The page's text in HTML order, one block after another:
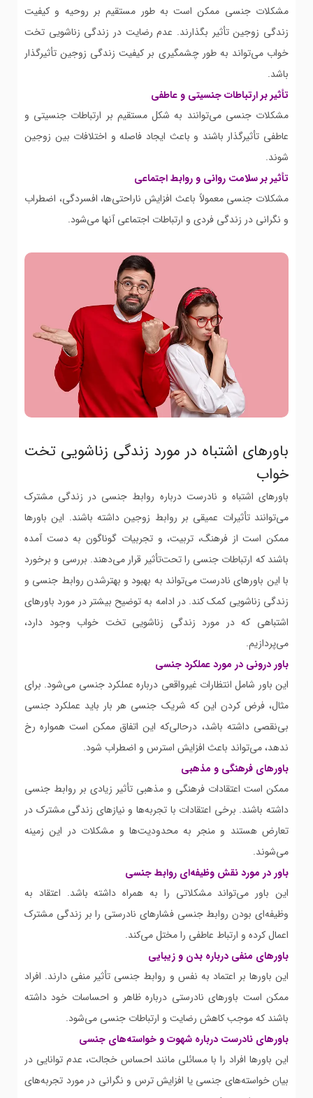
مشکلات جنسی ممکن است به طور مستقیم بر روحیه و کیفیت
زندگی زوجین تأثیر بگذارند. عدم رضایت در زندگی زناشویی تخت
خواب می‌تواند به طور چشمگیری بر کیفیت زندگی زوجین تأثیرگذار
باشد.
تأثیر بر ارتباطات جنسیتی و عاطفی
مشکلات جنسی می‌توانند به شکل مستقیم بر ارتباطات جنسیتی و
عاطفی تأثیرگذار باشند و باعث ایجاد فاصله و اختلافات بین زوجین
شوند.
تأثیر بر سلامت روانی و روابط اجتماعی
مشکلات جنسی معمولاً باعث افزایش ناراحتی‌ها، افسردگی، اضطراب
و نگرانی در زندگی فردی و ارتباطات اجتماعی آنها می‌شود.
باورهای اشتباه در مورد زندگی زناشویی تخت
خواب
باورهای اشتباه و نادرست درباره روابط جنسی در زندگی مشترک
می‌توانند تأثیرات عمیقی بر روابط زوجین داشته باشند. این باورها
ممکن است از فرهنگ، تربیت، و تجربیات گوناگون به دست آمده
باشند که ارتباطات جنسی را تحت‌تأثیر قرار می‌دهند. بررسی و برخورد
با این باورهای نادرست می‌تواند به بهبود و بهترشدن روابط جنسی و
زندگی زناشویی کمک کند. در ادامه به توضیح بیشتر در مورد باورهای
اشتباهی که در مورد زندگی زناشویی تخت خواب وجود دارد،
می‌پردازیم.
باور درونی در مورد عملکرد جنسی
این باور شامل انتظارات غیرواقعی درباره عملکرد جنسی می‌شود. برای
مثال، فرض کردن این که شریک جنسی هر بار باید عملکرد جنسی
بی‌نقصی داشته باشد، درحالی‌که این اتفاق ممکن است همواره رخ
ندهد، می‌تواند باعث افزایش استرس و اضطراب شود.
باورهای فرهنگی و مذهبی
ممکن است اعتقادات فرهنگی و مذهبی تأثیر زیادی بر روابط جنسی
داشته باشند. برخی اعتقادات با تجربه‌ها و نیازهای زندگی مشترک در
تعارض هستند و منجر به محدودیت‌ها و مشکلات در این زمینه
می‌شوند.
باور در مورد نقش وظیفه‌ای روابط جنسی
این باور می‌تواند مشکلاتی را به همراه داشته باشد. اعتقاد به
وظیفه‌ای بودن روابط جنسی فشارهای نادرستی را بر زندگی مشترک
اعمال کرده و ارتباط عاطفی را مختل می‌کند.
باورهای منفی درباره بدن و زیبایی
این باورها بر اعتماد به نفس و روابط جنسی تأثیر منفی دارند. افراد
ممکن است باورهای نادرستی درباره ظاهر و احساسات خود داشته
باشند که موجب کاهش رضایت و ارتباطات جنسی می‌شود.
باورهای نادرست درباره شهوت و خواسته‌های جنسی
این باورها افراد را با مسائلی مانند احساس خجالت، عدم توانایی در
بیان خواسته‌های جنسی یا افزایش ترس و نگرانی در مورد تجربه‌های